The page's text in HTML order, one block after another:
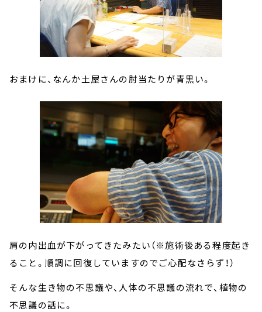
おまけに、なんか土屋さんの肘当たりが青黒い。
肩の内出血が下がってきたみたい（※施術後ある程度起き
ること。順調に回復していますのでご心配なさらず！）
そんな生き物の不思議や、人体の不思議の流れで、植物の
不思議の話に。